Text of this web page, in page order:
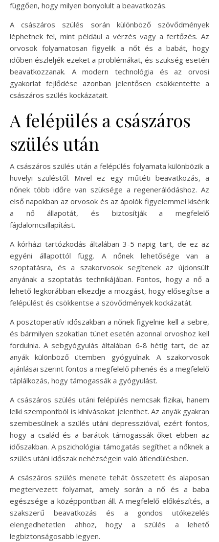
függően, hogy milyen bonyolult a beavatkozás.
A császáros szülés során különböző szövődmények
léphetnek fel, mint például a vérzés vagy a fertőzés. Az
orvosok folyamatosan figyelik a nőt és a babát, hogy
időben észleljék ezeket a problémákat, és szükség esetén
beavatkozzanak. A modern technológia és az orvosi
gyakorlat fejlődése azonban jelentősen csökkentette a
császáros szülés kockázatait.
A felépülés a császáros
szülés után
A császáros szülés után a felépülés folyamata különbözik a
hüvelyi szüléstől. Mivel ez egy műtéti beavatkozás, a
nőnek több időre van szüksége a regenerálódáshoz. Az
első napokban az orvosok és az ápolók figyelemmel kísérik
a nő állapotát, és biztosítják a megfelelő
fájdalomcsillapítást.
A kórházi tartózkodás általában 3-5 napig tart, de ez az
egyéni állapottól függ. A nőnek lehetősége van a
szoptatásra, és a szakorvosok segítenek az újdonsült
anyának a szoptatás technikájában. Fontos, hogy a nő a
lehető legkorábban elkezdje a mozgást, hogy elősegítse a
felépülést és csökkentse a szövődmények kockázatát.
A posztoperatív időszakban a nőnek figyelnie kell a sebre,
és bármilyen szokatlan tünet esetén azonnal orvoshoz kell
fordulnia. A sebgyógyulás általában 6-8 hétig tart, de az
anyák különböző ütemben gyógyulnak. A szakorvosok
ajánlásai szerint fontos a megfelelő pihenés és a megfelelő
táplálkozás, hogy támogassák a gyógyulást.
A császáros szülés utáni felépülés nemcsak fizikai, hanem
lelki szempontból is kihívásokat jelenthet. Az anyák gyakran
szembesülnek a szülés utáni depresszióval, ezért fontos,
hogy a család és a barátok támogassák őket ebben az
időszakban. A pszichológiai támogatás segíthet a nőknek a
szülés utáni időszak nehézségein való átlendülésben.
A császáros szülés menete tehát összetett és alaposan
megtervezett folyamat, amely során a nő és a baba
egészsége a középpontban áll. A megfelelő előkészítés, a
szakszerű beavatkozás és a gondos utókezelés
elengedhetetlen ahhoz, hogy a szülés a lehető
legbiztonságosabb legyen.